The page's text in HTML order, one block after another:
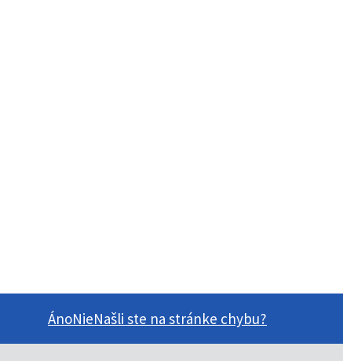
ÁnoNieNašli ste na stránke chybu?